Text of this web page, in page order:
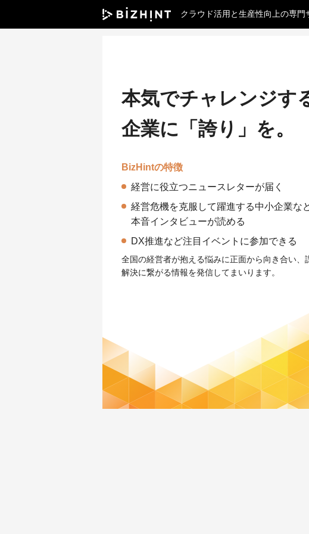
クラウド活用と生産性向上の専門
本気でチャレンジす
企業に「誇り」を。
BizHintの特徴
経営に役立つニュースレターが届く
経営危機を克服して躍進する中小企業な
本音インタビューが読める
DX推進など注目イベントに参加できる
全国の経営者が抱える悩みに正面から向き合い、
解決に繋がる情報を発信してまいります。